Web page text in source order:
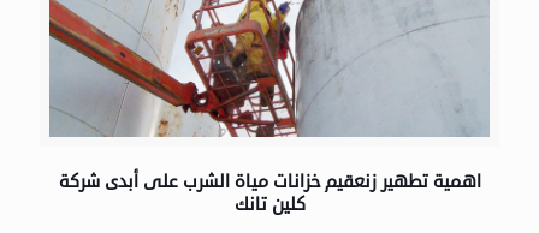
اهمية تطهير زنعقيم خزانات مياة الشرب على أبدى شركة
كلين تانك